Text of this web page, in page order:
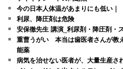
今の日本人体温があまりにも低い｜
利尿、降圧剤は危険
安保徹先生 講演_利尿剤・降圧剤・
重曹うがい 本当は歯医者さんが教
能薬
病気を治せない医者が、大量生産さ